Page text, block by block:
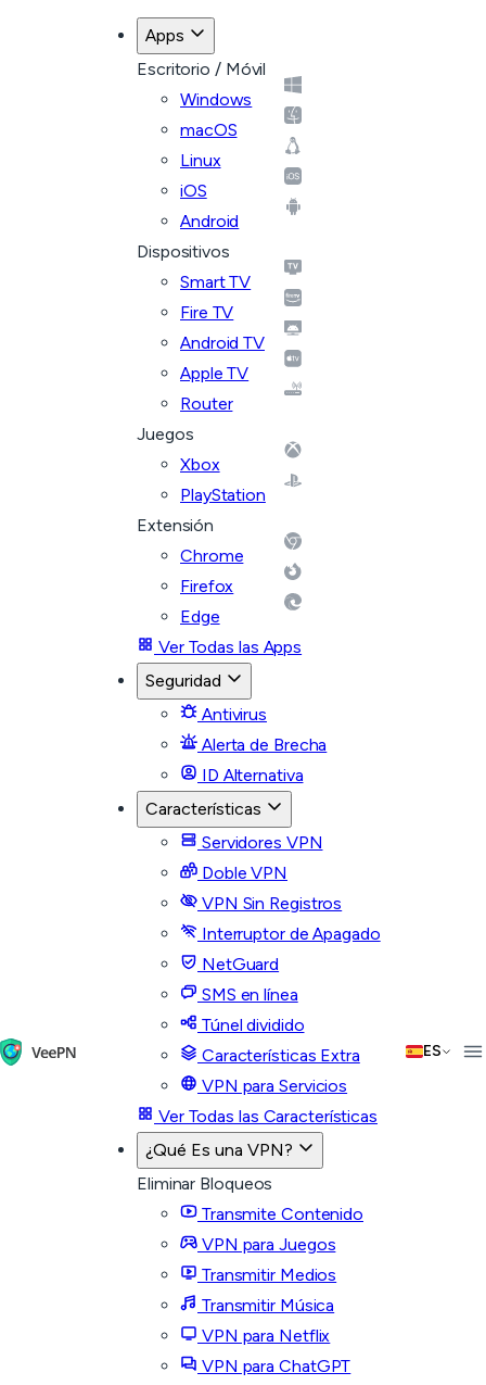
Apps
Escritorio / Móvil
Windows
macOS
Linux
iOS
Android
Dispositivos
Smart TV
Fire TV
Android TV
Apple TV
Router
Juegos
Xbox
PlayStation
Extensión
Chrome
Firefox
Edge
Ver Todas las Apps
Seguridad
Antivirus
Alerta de Brecha
ID Alternativa
Características
Servidores VPN
Doble VPN
VPN Sin Registros
Interruptor de Apagado
NetGuard
SMS en línea
Túnel dividido
Características Extra
VPN para Servicios
Ver Todas las Características
¿Qué Es una VPN?
Eliminar Bloqueos
Transmite Contenido
VPN para Juegos
Transmitir Medios
Transmitir Música
VPN para Netflix
VPN para ChatGPT
ES